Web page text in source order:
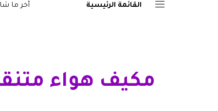
القائمة الرئيسية أخر ما
مكيف هواء